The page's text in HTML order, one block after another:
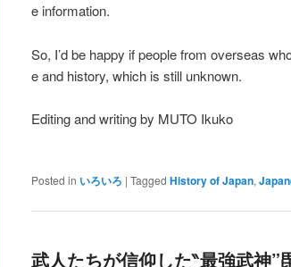
e information.
So, I’d be happy if people from overseas
e and history, which is still unknown.
Editing and writing by MUTO Ikuko
Posted in いろいろ | Tagged History of Japan,
武人たちが信仰した‶最強武神”